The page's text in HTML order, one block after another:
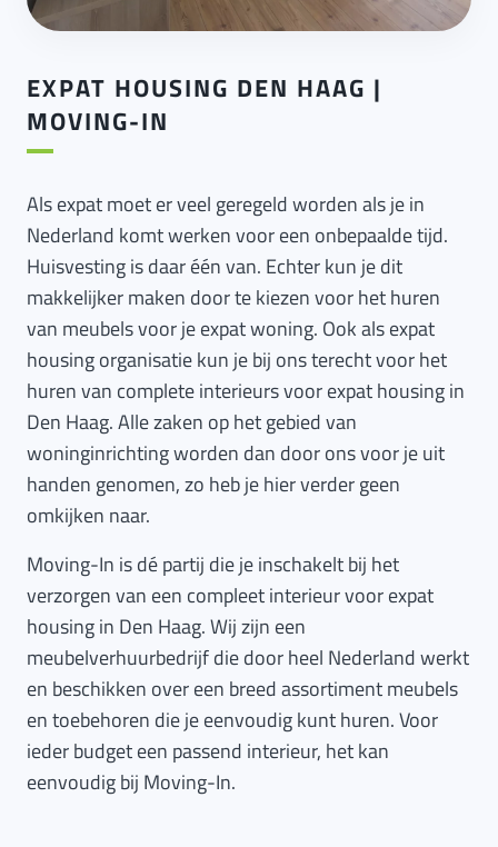
EXPAT HOUSING DEN HAAG |
MOVING-IN
Als expat moet er veel geregeld worden als je in
Nederland komt werken voor een onbepaalde tijd.
Huisvesting is daar één van. Echter kun je dit
makkelijker maken door te kiezen voor het huren
van meubels voor je expat woning. Ook als expat
housing organisatie kun je bij ons terecht voor het
huren van complete interieurs voor expat housing in
Den Haag. Alle zaken op het gebied van
woninginrichting worden dan door ons voor je uit
handen genomen, zo heb je hier verder geen
omkijken naar.
Moving-In is dé partij die je inschakelt bij het
verzorgen van een compleet interieur voor expat
housing in Den Haag. Wij zijn een
meubelverhuurbedrijf die door heel Nederland werkt
en beschikken over een breed assortiment meubels
en toebehoren die je eenvoudig kunt huren. Voor
ieder budget een passend interieur, het kan
eenvoudig bij Moving-In.